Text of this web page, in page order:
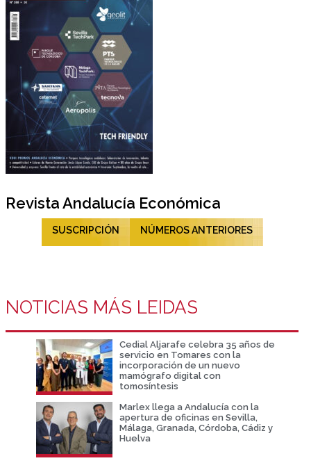
Revista Andalucía Económica
SUSCRIPCIÓN NÚMEROS ANTERIORES
NOTICIAS MÁS LEIDAS
Cedial Aljarafe celebra 35 años de
servicio en Tomares con la
incorporación de un nuevo
mamógrafo digital con
tomosíntesis
Marlex llega a Andalucía con la
apertura de oficinas en Sevilla,
Málaga, Granada, Córdoba, Cádiz y
Huelva